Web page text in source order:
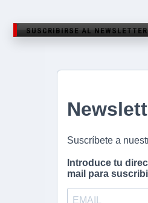
SUSCRIBIRSE AL NEWSLETTER